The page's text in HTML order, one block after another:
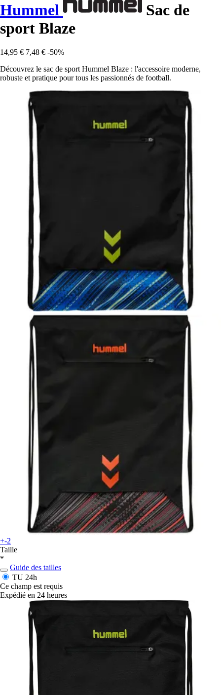
Hummel
Sac de
sport Blaze
14,95 € 7,48 € -50%
Découvrez le sac de sport Hummel Blaze : l'accessoire moderne,
robuste et pratique pour tous les passionnés de football.
+-2
Taille
*
Guide des tailles
TU 24h
Ce champ est requis
Expédié en 24 heures